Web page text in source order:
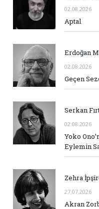
02.08.2026
Aptal
Erdoğan
02.08.2026
Geçen
Serkan
02.08.2026
Yoko
Eylemin
Zehra
27.07.2026
Akran